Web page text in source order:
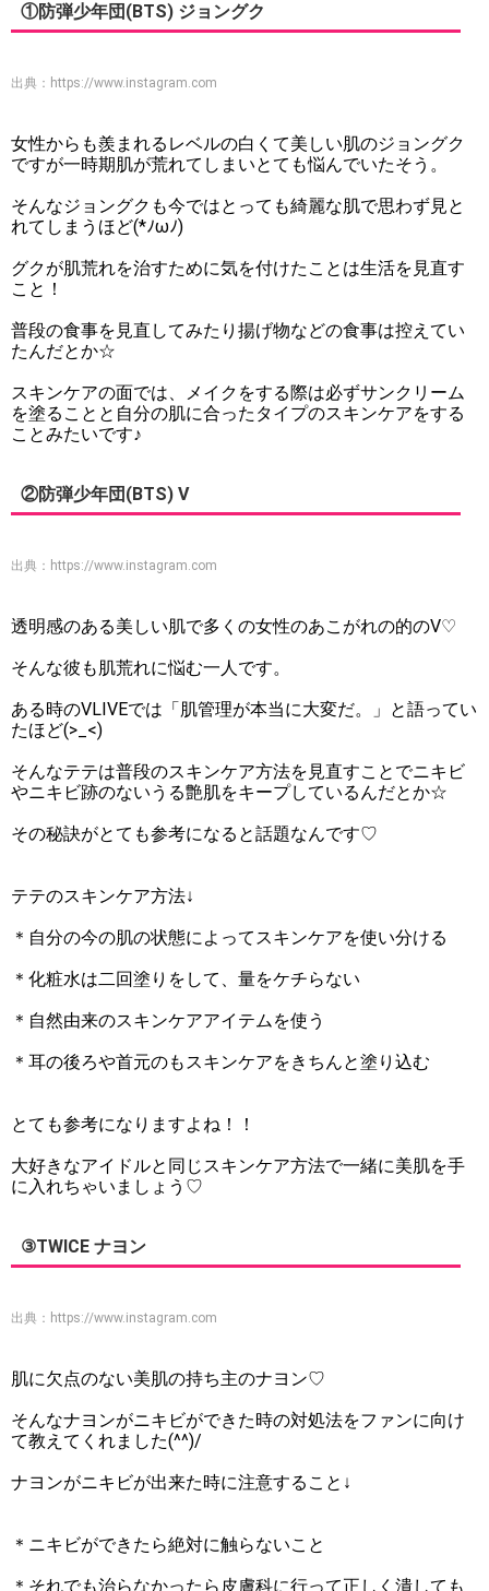
①防弾少年団(BTS) ジョングク
出典： https://www.instagram.com
女性からも羨まれるレベルの白くて美しい肌のジョングク
ですが一時期肌が荒れてしまいとても悩んでいたそう。
そんなジョングクも今ではとっても綺麗な肌で思わず見と
れてしまうほど(*ﾉωﾉ)
グクが肌荒れを治すために気を付けたことは生活を見直す
こと！
普段の食事を見直してみたり揚げ物などの食事は控えてい
たんだとか☆
スキンケアの面では、メイクをする際は必ずサンクリーム
を塗ることと自分の肌に合ったタイプのスキンケアをする
ことみたいです♪
②防弾少年団(BTS) V
出典： https://www.instagram.com
透明感のある美しい肌で多くの女性のあこがれの的のV♡
そんな彼も肌荒れに悩む一人です。
ある時のVLIVEでは「肌管理が本当に大変だ。」と語ってい
たほど(>_<)
そんなテテは普段のスキンケア方法を見直すことでニキビ
やニキビ跡のないうる艶肌をキープしているんだとか☆
その秘訣がとても参考になると話題なんです♡
テテのスキンケア方法↓
＊自分の今の肌の状態によってスキンケアを使い分ける
＊化粧水は二回塗りをして、量をケチらない
＊自然由来のスキンケアアイテムを使う
＊耳の後ろや首元のもスキンケアをきちんと塗り込む
とても参考になりますよね！！
大好きなアイドルと同じスキンケア方法で一緒に美肌を手
に入れちゃいましょう♡
③TWICE ナヨン
出典： https://www.instagram.com
肌に欠点のない美肌の持ち主のナヨン♡
そんなナヨンがニキビができた時の対処法をファンに向け
て教えてくれました(^^)/
ナヨンがニキビが出来た時に注意すること↓
＊ニキビができたら絶対に触らないこと
＊それでも治らなかったら皮膚科に行って正しく潰しても